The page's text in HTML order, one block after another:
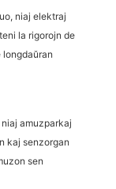
niaj elektraj
la rigorojn de
amuzparkaj
kaj senzorgan
sen